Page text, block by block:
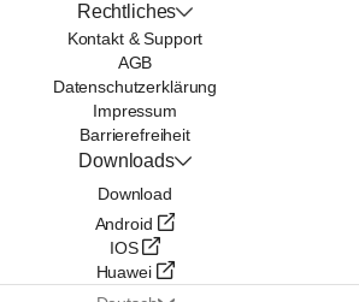
Rechtliches
Kontakt & Support
AGB
Datenschutzerklärung
Impressum
Barrierefreiheit
Downloads
Download
Android
IOS
Huawei